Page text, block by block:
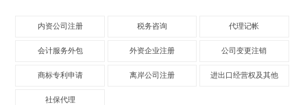
内资公司注册 税务咨询 代理记帐
会计服务外包 外资企业注册 公司变更注销
商标专利申请 离岸公司注册 进出口经营权及其他
社保代理